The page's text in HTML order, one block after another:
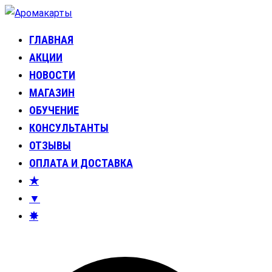
Перейти
содержимому
Аромакарты
Психологические эфирные карты • Аромапсихология
ГЛАВНАЯ
АКЦИИ
НОВОСТИ
МАГАЗИН
ОБУЧЕНИЕ
КОНСУЛЬТАНТЫ
ОТЗЫВЫ
ОПЛАТА И ДОСТАВКА
★
▼
✸